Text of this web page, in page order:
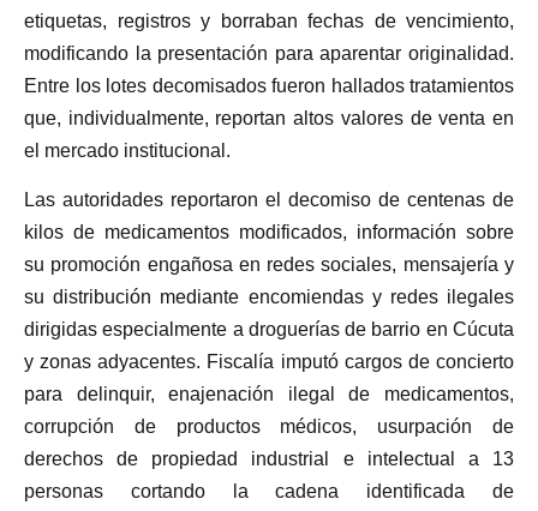
etiquetas, registros y borraban fechas de vencimiento,
modificando la presentación para aparentar originalidad.
Entre los lotes decomisados fueron hallados tratamientos
que, individualmente, reportan altos valores de venta en
el mercado institucional.
Las autoridades reportaron el decomiso de centenas de
kilos de medicamentos modificados, información sobre
su promoción engañosa en redes sociales, mensajería y
su distribución mediante encomiendas y redes ilegales
dirigidas especialmente a droguerías de barrio en Cúcuta
y zonas adyacentes. Fiscalía imputó cargos de concierto
para delinquir, enajenación ilegal de medicamentos,
corrupción de productos médicos, usurpación de
derechos de propiedad industrial e intelectual a 13
personas cortando la cadena identificada de